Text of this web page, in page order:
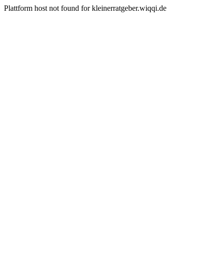
Plattform host not found for kleinerratgeber.wiqqi.de